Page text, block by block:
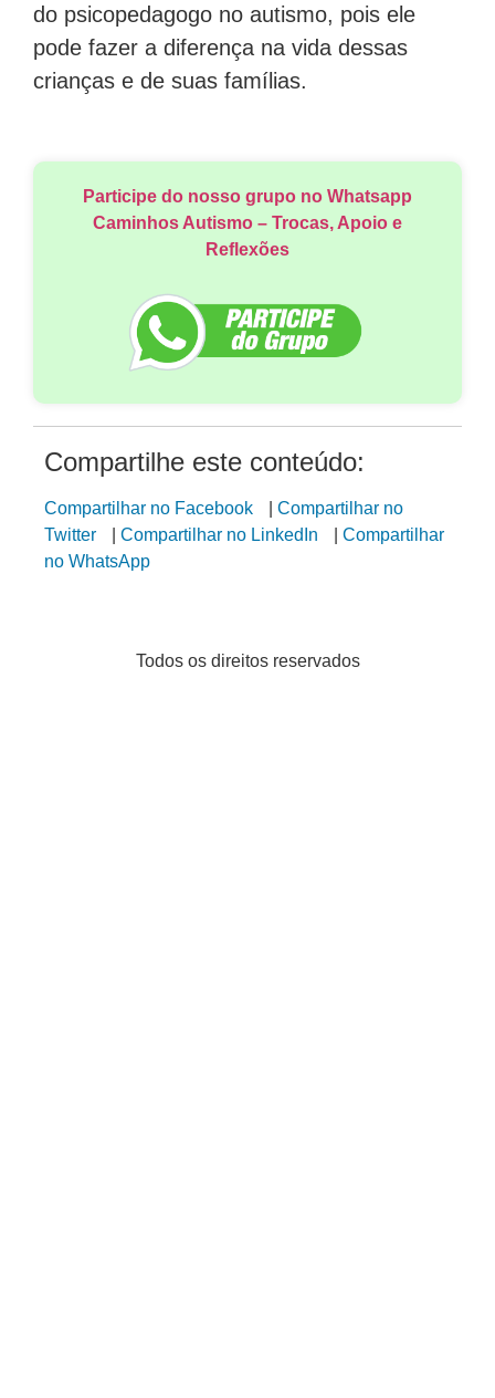
do psicopedagogo no autismo, pois ele
pode fazer a diferença na vida dessas
crianças e de suas famílias.
Participe do nosso grupo no Whatsapp
Caminhos Autismo – Trocas, Apoio e
Reflexões
Compartilhe este conteúdo:
Compartilhar no Facebook
Compartilhar no
Twitter
Compartilhar no LinkedIn
Compartilhar
no WhatsApp
Todos os direitos reservados